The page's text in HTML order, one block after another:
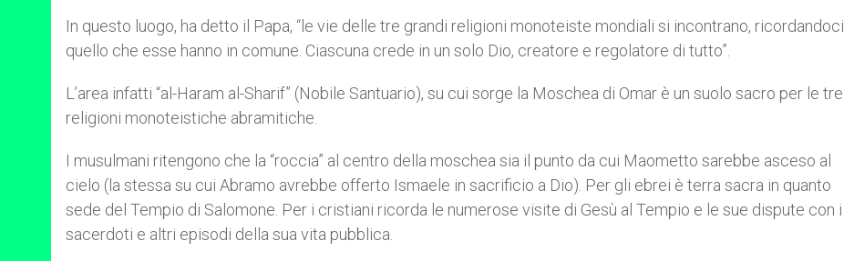
In questo luogo, ha detto il Papa, “le vie delle tre grandi religioni monoteiste mondiali si incontrano, ricordandoci
quello che esse hanno in comune. Ciascuna crede in un solo Dio, creatore e regolatore di tutto”.
L’area infatti “al-Haram al-Sharif” (Nobile Santuario), su cui sorge la Moschea di Omar è un suolo sacro per le tre
religioni monoteistiche abramitiche.
I musulmani ritengono che la “roccia” al centro della moschea sia il punto da cui Maometto sarebbe asceso al
cielo (la stessa su cui Abramo avrebbe offerto Ismaele in sacrificio a Dio). Per gli ebrei è terra sacra in quanto
sede del Tempio di Salomone. Per i cristiani ricorda le numerose visite di Gesù al Tempio e le sue dispute con i
sacerdoti e altri episodi della sua vita pubblica.